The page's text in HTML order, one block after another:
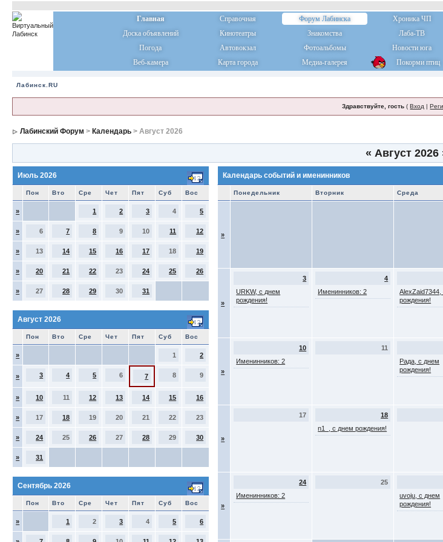
Главная Справочная Форум Лабинска
Хроника ЧП
Доска объявлений
Кинотеатры Знакомства
Лаба-ТВ
Погода
Автовокзал Фотоальбомы
Новости юга
Веб-камера
Карта города Медиа-галерея Покорми птиц
Лабинск.RU
Здравствуйте, гость (Вход |
Лабинский Форум > Календарь > Август 2026
« Август 2026
Июль 2026
Пон Вто Сре Чет Пят Суб Вос
» 1 2 3 4 5
» 6 7 8 9 10 11 12
» 13 14 15 16 17 18 19
» 20 21 22 23 24 25 26
» 27 28 29 30 31
Август 2026
Пон Вто Сре Чет Пят Суб Вос
» 1 2
» 3 4 5 6 7 8 9
» 10 11 12 13 14 15 16
» 17 18 19 20 21 22 23
» 24 25 26 27 28 29 30
» 31
Сентябрь 2026
Пон Вто Сре Чет Пят Суб Вос
» 1 2 3 4 5 6
Календарь событий и именинников
Понедельник Вторник Среда
»
»
3
URKW, с днем
рождения!
4
Именинников: 2
рождения!
»
10
Именинников: 2
11
Рада, с днем
рождения!
»
17
18
n1_, с днем рождения!
»
24
Именинников: 2
25
uvoju, с днем
рождения!